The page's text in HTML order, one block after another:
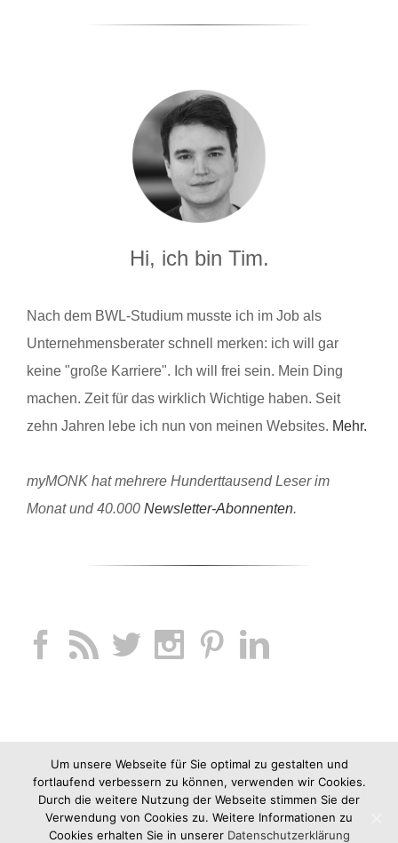
Hi, ich bin Tim.
Nach dem BWL-Studium musste ich im Job als
Unternehmensberater schnell merken: ich will gar
keine "große Karriere". Ich will frei sein. Mein Ding
machen. Zeit für das wirklich Wichtige haben. Seit
zehn Jahren lebe ich nun von meinen Websites. Mehr.
myMONK hat mehrere Hunderttausend Leser im
Monat und 40.000 Newsletter-Abonnenten.
Um unsere Webseite für Sie optimal zu gestalten und
fortlaufend verbessern zu können, verwenden wir Cookies.
Durch die weitere Nutzung der Webseite stimmen Sie der
Verwendung von Cookies zu. Weitere Informationen zu
Cookies erhalten Sie in unserer Datenschutzerklärung